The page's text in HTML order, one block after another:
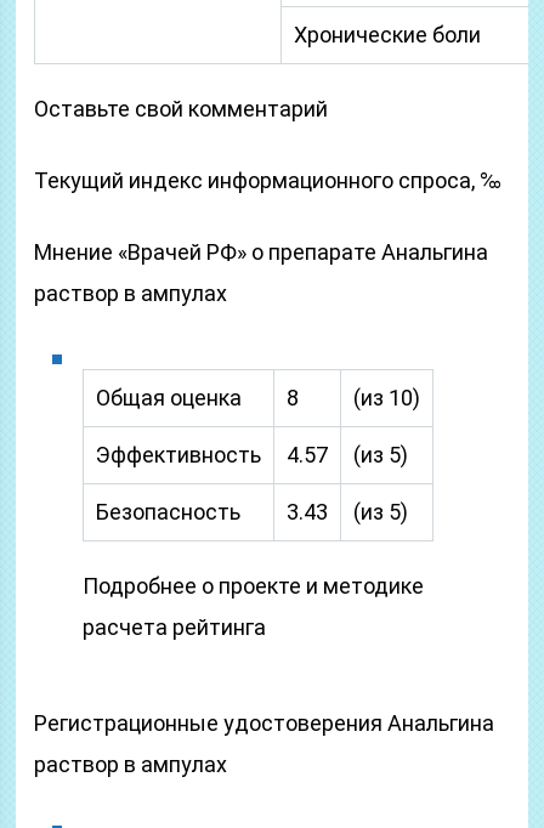
Хронические боли
Оставьте свой комментарий
Текущий индекс информационного спроса, ‰
Мнение «Врачей РФ» о препарате Анальгина
раствор в ампулах
Общая оценка 8 (из 10)
Эффективность 4.57 (из 5)
Безопасность 3.43 (из 5)
Подробнее о проекте и методике
расчета рейтинга
Регистрационные удостоверения Анальгина
раствор в ампулах